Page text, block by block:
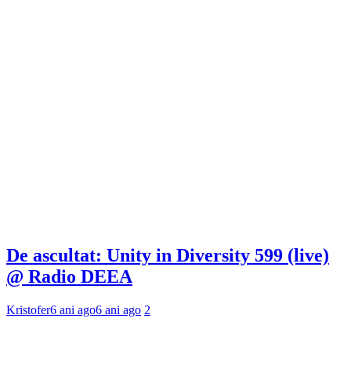
De ascultat: Unity in Diversity 599 (live)
@ Radio DEEA
Kristofer6 ani ago6 ani ago 2